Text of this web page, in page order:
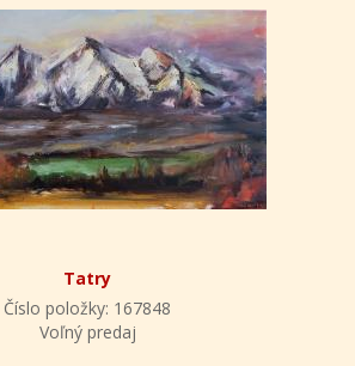
Tatry
Číslo položky: 167848
Voľný predaj